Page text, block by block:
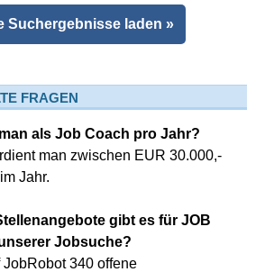
Suchergebnisse laden »
FRAGEN
als Job Coach pro Jahr?
man zwischen EUR 30.000,-
Jahr.
gibt es für JOB
Jobsuche?
340 offene